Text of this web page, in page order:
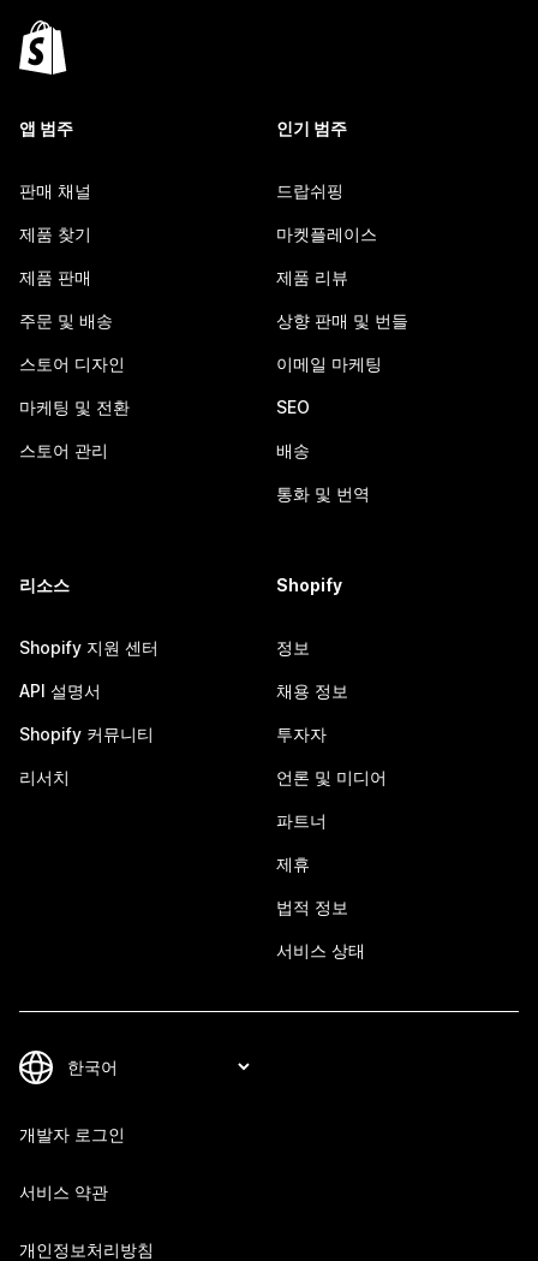
앱 범주
판매 채널
제품 찾기
제품 판매
주문 및 배송
스토어 디자인
마케팅 및 전환
스토어 관리
인기 범주
드랍쉬핑
마켓플레이스
제품 리뷰
상향 판매 및 번들
이메일 마케팅
SEO
배송
통화 및 번역
리소스
Shopify 지원 센터
API 설명서
Shopify 커뮤니티
리서치
Shopify
정보
채용 정보
투자자
언론 및 미디어
파트너
제휴
법적 정보
서비스 상태
개발자 로그인
서비스 약관
개인정보처리방침